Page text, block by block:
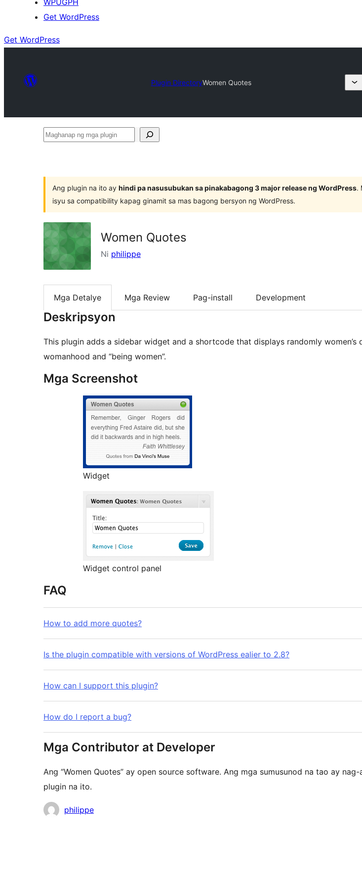
WPUGPH
Get WordPress
Get WordPress
Plugin DirectoryWomen Quotes
Maghanap
plugin
Ang plugin na ito ay hindi pa nasusubukan sa pinakabagong 3 major release ng WordPress.
isyu sa compatibility kapag ginamit sa mas bagong bersyon ng WordPress.
Women Quotes
Ni philippe
Mga Detalye Mga Review Pag-install Development
Deskripsyon
This plugin adds a sidebar widget and a shortcode that displays randomly women’s
womanhood and “being women”.
Mga Screenshot
Widget
Widget control panel
FAQ
How to add more quotes?
Is the plugin compatible with versions of WordPress ealier to 2.8?
How can I support this plugin?
How do I report a bug?
Mga Contributor at Developer
Ang “Women Quotes” ay open source software. Ang mga sumusunod na tao ay nag-
plugin na ito.
Mga philippe